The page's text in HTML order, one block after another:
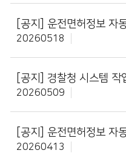
[공지] 운전면허정보 자
20260518
[공지] 경찰청 시스템 작
20260509
[공지] 운전면허정보 자
20260413